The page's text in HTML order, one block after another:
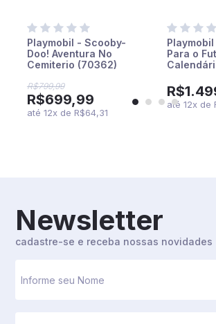
Playmobil - Scooby-
Doo! Aventura No
Cemiterio (70362)
R$799,99
R$699,99
até 12xde R$64,31
Para o
até 12xde
Newsletter
cadastre-se e receba nossas novidades